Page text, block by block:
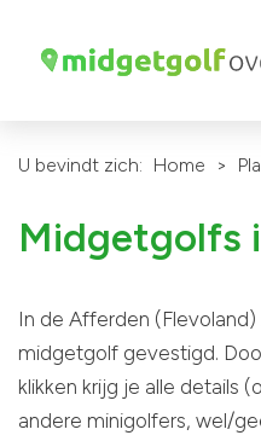
U bevindt zich: Home >
Midgetgolfs
In de Afferden
midgetgolf gevestigd.
klikken krijg je alle details
andere minigolfers, wel/